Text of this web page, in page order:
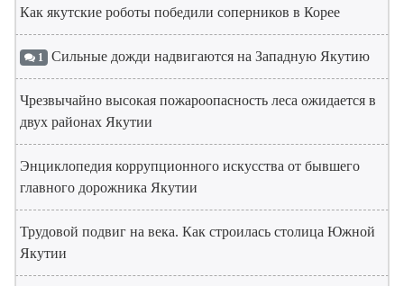
Как якутские роботы победили соперников в Корее
1 Сильные дожди надвигаются на Западную Якутию
Чрезвычайно высокая пожароопасность леса ожидается в
двух районах Якутии
Энциклопедия коррупционного искусства от бывшего
главного дорожника Якутии
Трудовой подвиг на века. Как строилась столица Южной
Якутии